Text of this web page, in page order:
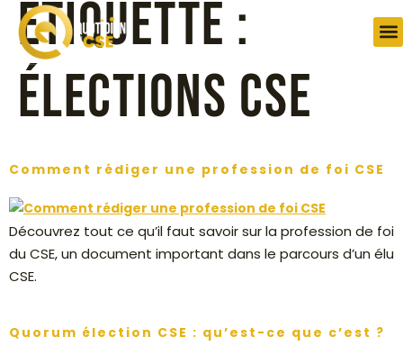
Étiquette :
Élections CSE
Comment rédiger une profession de foi CSE
Découvrez tout ce qu’il faut savoir sur la profession de foi
du CSE, un document important dans le parcours d’un élu
CSE.
Quorum élection CSE : qu’est-ce que c’est ?